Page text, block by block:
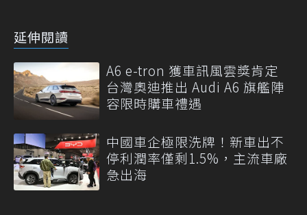
延伸閱讀
A6 e-tron 獲車訊風雲獎肯定
台灣奧迪推出 Audi A6 旗艦陣
容限時購車禮遇
中國車企極限洗牌！新車出不
停利潤率僅剩1.5%，主流車廠
急出海